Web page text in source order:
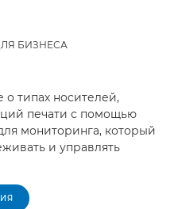
БИЗНЕСА
типах носителей,
печати с помощью
мониторинга, который
и управлять